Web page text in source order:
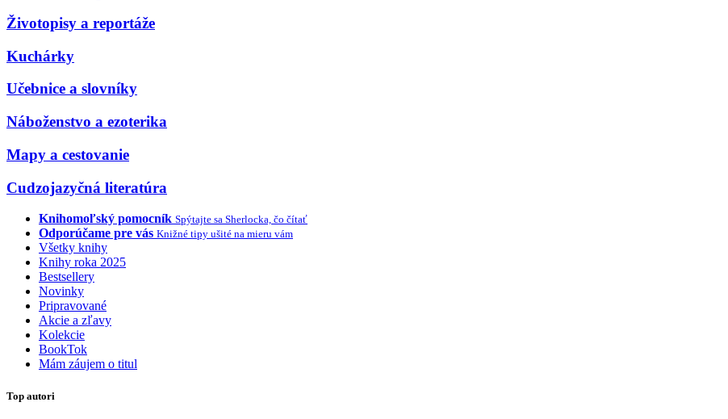
Životopisy a reportáže
Kuchárky
Učebnice a slovníky
Náboženstvo a ezoterika
Mapy a cestovanie
Cudzojazyčná literatúra
Knihomoľský pomocník Spýtajte sa Sherlocka, čo čítať
Odporúčame pre vás Knižné tipy ušité na mieru vám
Všetky knihy
Knihy roka 2025
Bestsellery
Novinky
Pripravované
Akcie a zľavy
Kolekcie
BookTok
Mám záujem o titul
Top autori